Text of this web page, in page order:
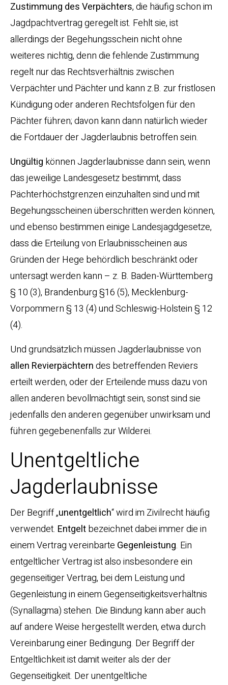
Zustimmung des Verpächters, die häufig schon im
Jagdpachtvertrag geregelt ist. Fehlt sie, ist
allerdings der Begehungsschein nicht ohne
weiteres nichtig, denn die fehlende Zustimmung
regelt nur das Rechtsverhältnis zwischen
Verpächter und Pächter und kann z.B. zur fristlosen
Kündigung oder anderen Rechtsfolgen für den
Pächter führen; davon kann dann natürlich wieder
die Fortdauer der Jagderlaubnis betroffen sein.
Ungültig können Jagderlaubnisse dann sein, wenn
das jeweilige Landesgesetz bestimmt, dass
Pächterhöchstgrenzen einzuhalten sind und mit
Begehungsscheinen überschritten werden können,
und ebenso bestimmen einige Landesjagdgesetze,
dass die Erteilung von Erlaubnisscheinen aus
Gründen der Hege behördlich beschränkt oder
untersagt werden kann – z. B. Baden-Württemberg
§ 10 (3), Brandenburg §16 (5), Mecklenburg-
Vorpommern § 13 (4) und Schleswig-Holstein § 12
(4).
Und grundsätzlich müssen Jagderlaubnisse von
allen Revierpächterndes betreffenden Reviers
erteilt werden, oder der Erteilende muss dazu von
allen anderen bevollmächtigt sein, sonst sind sie
jedenfalls den anderen gegenüber unwirksam und
führen gegebenenfalls zur Wilderei.
Unentgeltliche
Jagderlaubnisse
Der Begriff „unentgeltlich“ wird im Zivilrecht häufig
verwendet. Entgeltbezeichnet dabei immer die in
einem Vertrag vereinbarte Gegenleistung. Ein
entgeltlicher Vertrag ist also insbesondere ein
gegenseitiger Vertrag, bei dem Leistung und
Gegenleistung in einem Gegenseitigkeitsverhältnis
(Synallagma) stehen. Die Bindung kann aber auch
auf andere Weise hergestellt werden, etwa durch
Vereinbarung einer Bedingung. Der Begriff der
Entgeltlichkeit ist damit weiter als der der
Gegenseitigkeit. Der unentgeltliche